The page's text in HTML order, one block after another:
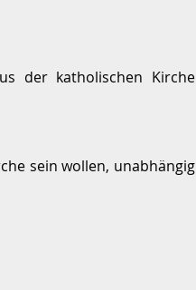
der katholischen Kirche
sein wollen, unabhängig